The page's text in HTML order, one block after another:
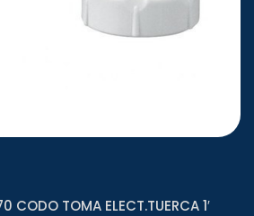
CODO TOMA ELECT.TUERCA 1′